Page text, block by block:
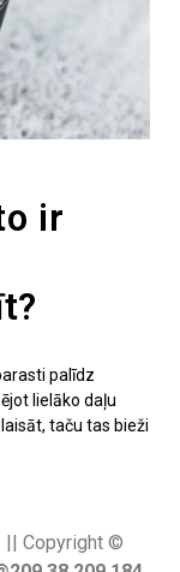
ir
palīdz
lielāko daļu
taču tas bieži
|| Copyright ©